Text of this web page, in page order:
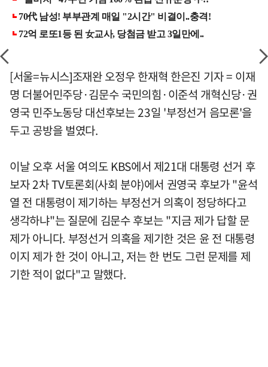
[서울=뉴시스]조재완 오정우 한재혁 한은진 기자 = 이재
명 더불어민주당·김문수 국민의힘·이준석 개혁신당·권
영국 민주노동당 대선후보는 23일 '부정선거 음모론'을
두고 공방을 벌였다.
이날 오후 서울 여의도 KBS에서 제21대 대통령 선거 후
보자 2차 TV토론회(사회 분야)에서 권영국 후보가 "윤석
열 전 대통령이 제기하는 부정선거 의혹이 정당하다고
생각하냐"는 질문에 김문수 후보는 "지금 제가 답할 문
제가 아니다. 부정선거 의혹을 제기한 것은 윤 전 대통령
이지 제가 한 것이 아니고, 저는 한 번도 그런 문제를 제
기한 적이 없다"고 말했다.